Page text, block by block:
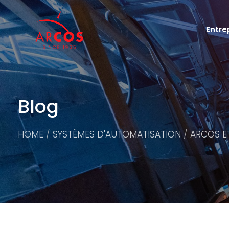
Blog
HOME SYSTÈMES D'AUTOMATISATION ARCOS